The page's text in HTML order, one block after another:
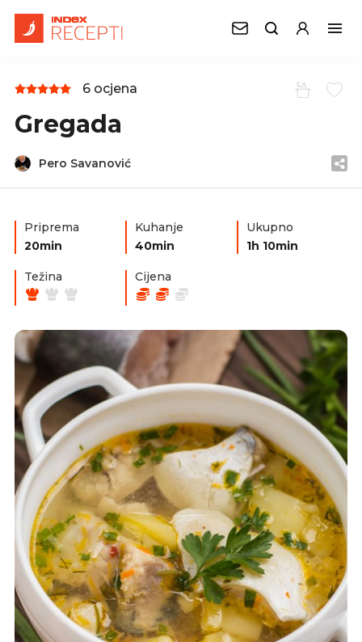
6 ocjena
Gregada
Pero Savanović
Priprema
20min
Kuhanje
40min
Ukupno
1h 10min
Težina Cijena